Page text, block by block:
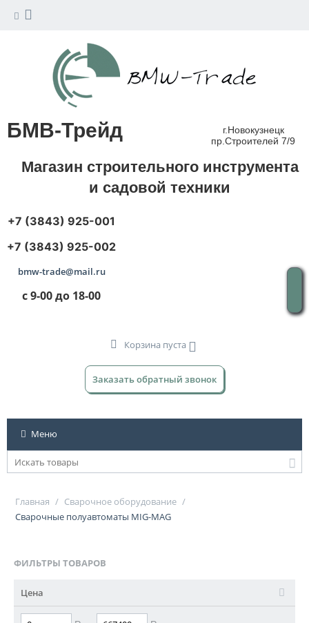
БМВ-Трейд
г.Новокузнецк
пр.Строителей 7/9
Магазин строительного инструмента
и садовой техники
+7 (3843) 925-001
+7 (3843) 925-002
bmw-trade@mail.ru
с 9-00 до 18-00
Корзина пуста
Заказать обратный звонок
Меню
Главная / Сварочное оборудование /
Сварочные полуавтоматы MIG-MAG
ФИЛЬТРЫ ТОВАРОВ
Цена